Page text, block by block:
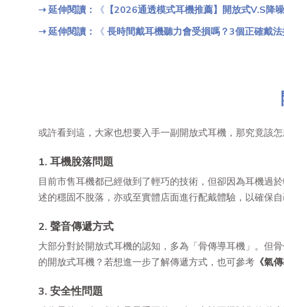
➝延伸閱讀： 《 【2026通透模式耳機推薦】開放式V.S降
➝ 延伸閱讀：
《 長時間戴耳機聽力會受損嗎？3個正確戴
或許看到這，大家也想要入手一副開放式耳機，那究竟該
1. 耳機脫落問題
目前市售耳機都已經做到了輕巧的技術，但卻因為耳機過
述的穩固不脫落，亦或至實體店面進行配戴體驗，以確保
2. 聲音傳遞方式
大部分對於開放式耳機的認知，多為「骨傳導耳機」。但
的開放式耳機？若想進一步了解傳遞方式，也可參考 《氣
3. 安全性問題